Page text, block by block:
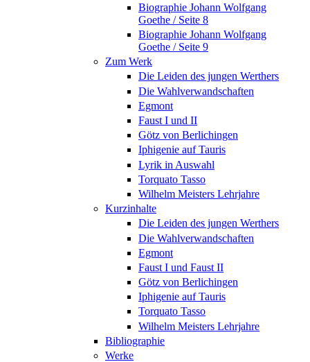
Biographie Johann Wolfgang
Goethe / Seite 8
Biographie Johann Wolfgang
Goethe / Seite 9
Zum Werk
Die Leiden des jungen Werthers
Die Wahlverwandschaften
Egmont
Faust I und II
Götz von Berlichingen
Iphigenie auf Tauris
Lyrik in Auswahl
Torquato Tasso
Wilhelm Meisters Lehrjahre
Kurzinhalte
Die Leiden des jungen Werthers
Die Wahlverwandschaften
Egmont
Faust I und Faust II
Götz von Berlichingen
Iphigenie auf Tauris
Torquato Tasso
Wilhelm Meisters Lehrjahre
Bibliographie
Werke